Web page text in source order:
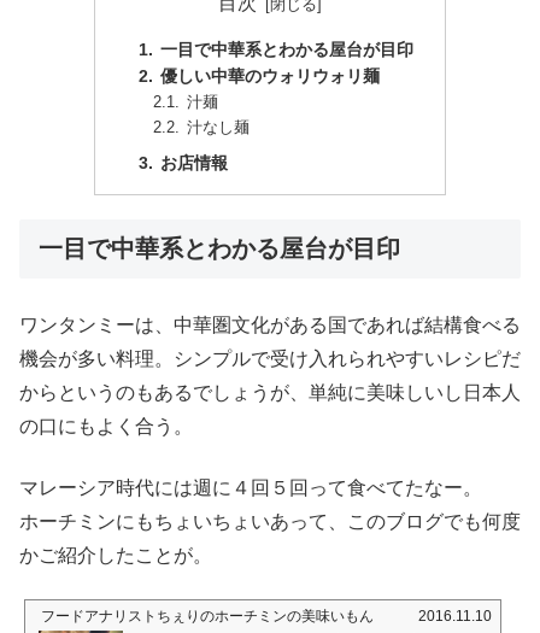
一目で中華系とわかる屋台が目印
優しい中華のウォリウォリ麺
汁麺
汁なし麺
お店情報
一目で中華系とわかる屋台が目印
ワンタンミーは、中華圏文化がある国であれば結構食べる
機会が多い料理。シンプルで受け入れられやすいレシピだ
からというのもあるでしょうが、単純に美味しいし日本人
の口にもよく合う。
マレーシア時代には週に４回５回って食べてたなー。
ホーチミンにもちょいちょいあって、このブログでも何度
かご紹介したことが。
フードアナリストちぇりのホーチミンの美味いもん 2016.11.10